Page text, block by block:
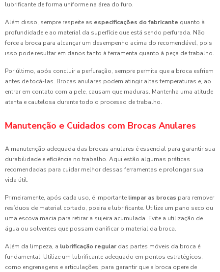
lubrificante de forma uniforme na área do furo.
Além disso, sempre respeite as especificações do fabricante quanto à
profundidade e ao material da superfície que está sendo perfurada. Não
force a broca para alcançar um desempenho acima do recomendável, pois
isso pode resultar em danos tanto à ferramenta quanto à peça de trabalho.
Por último, após concluir a perfuração, sempre permita que a broca esfriem
antes de tocá-las. Brocas anulares podem atingir altas temperaturas e, ao
entrar em contato com a pele, causam queimaduras. Mantenha uma atitude
atenta e cautelosa durante todo o processo de trabalho.
Manutenção e Cuidados com Brocas Anulares
A manutenção adequada das brocas anulares é essencial para garantir sua
durabilidade e eficiência no trabalho. Aqui estão algumas práticas
recomendadas para cuidar melhor dessas ferramentas e prolongar sua
vida útil.
Primeiramente, após cada uso, é importante limpar as brocas para remover
resíduos de material cortado, poeira e lubrificante. Utilize um pano seco ou
uma escova macia para retirar a sujeira acumulada. Evite a utilização de
água ou solventes que possam danificar o material da broca.
Além da limpeza, a lubrificação regular das partes móveis da broca é
fundamental. Utilize um lubrificante adequado em pontos estratégicos,
como engrenagens e articulações, para garantir que a broca opere de